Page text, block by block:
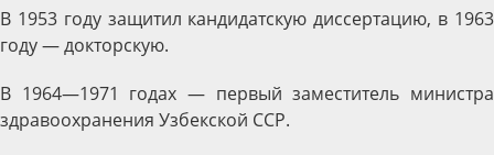
В 1953 году защитил кандидатскую диссертацию, в 1963
году — докторскую.
В 1964—1971 годах — первый заместитель министра
здравоохранения Узбекской ССР.